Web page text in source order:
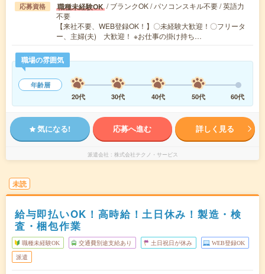
応募資格 職種未経験OK / ブランクOK / パソコンスキル不要 / 英語力
不要
【来社不要、WEB登録OK！】〇未経験大歓迎！〇フリータ
ー、主婦(夫) 大歓迎！ ※お仕事の掛け持ち…
職場の雰囲気
年齢層
20代
30代 40代 50代 60代
気になる! 応募へ進む 詳しく見る
派遣会社 株式会社テクノ・サービス
未読
給与即払いOK！高時給！土日休み！製造・検
査・梱包作業
職種未経験OK 交通費別途支給あり 土日祝日が休み WEB登録OK
派遣